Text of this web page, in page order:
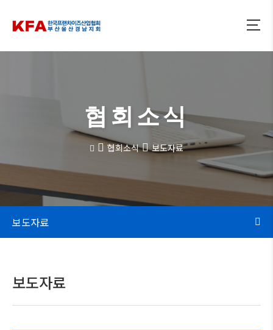
협회소식
협회소식 보도자료
보도자료
보도자료